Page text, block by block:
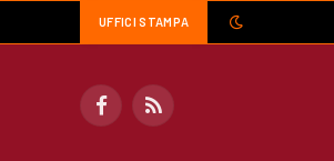
UFFICI STAMPA
FacebookRSS